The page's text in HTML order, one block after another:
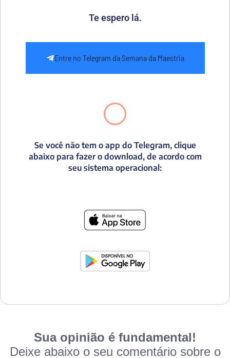
Te espero lá.
Entre no Telegram da Semana da Maestria
Se você não tem o app do Telegram, clique
abaixo para fazer o download, de acordo com
seu sistema operacional:
Sua opinião é fundamental!
Deixe abaixo o seu comentário sobre o